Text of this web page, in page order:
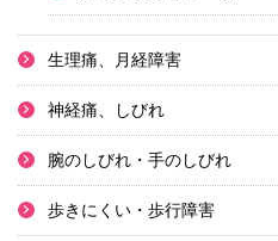
生理痛、月経障害
神経痛、しびれ
腕のしびれ・手のしびれ
歩きにくい・歩行障害